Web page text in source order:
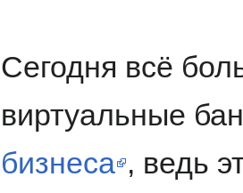
Сегодня всё
виртуальные
бизнеса , ведь